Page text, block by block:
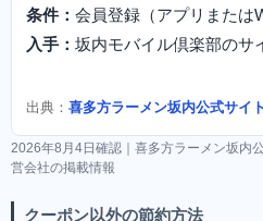
条件： 会員登録（アプリまたは
入手： 坂内モバイル倶楽部のサ
出典： 喜多方ラーメン坂内公式サイ
2026年8月4日確認｜喜多方ラーメン坂内
営会社の掲載情報
クーポン以外の節約方法